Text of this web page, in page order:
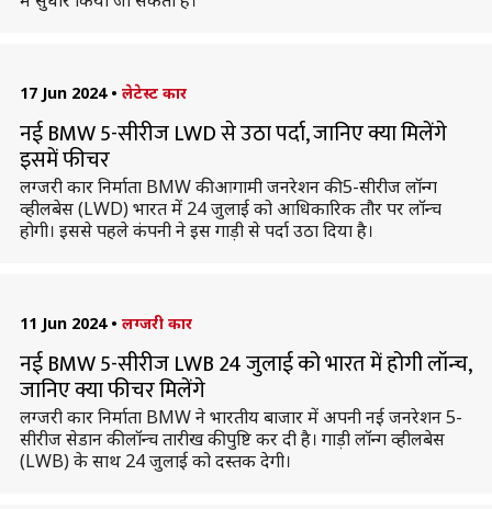
17 Jun 2024 • लेटेस्ट कार
नई BMW 5-सीरीज LWD से उठा पर्दा, जानिए क्या मिलेंगे
इसमें फीचर
लग्जरी कार निर्माता BMW की आगामी जनरेशन की 5-सीरीज लॉन्ग
व्हीलबेस (LWD) भारत में 24 जुलाई को आधिकारिक तौर पर लॉन्च
होगी। इससे पहले कंपनी ने इस गाड़ी से पर्दा उठा दिया है।
11 Jun 2024 • लग्जरी कार
नई BMW 5-सीरीज LWB 24 जुलाई को भारत में होगी लॉन्च,
जानिए क्या फीचर मिलेंगे
लग्जरी कार निर्माता BMW ने भारतीय बाजार में अपनी नई जनरेशन 5-
सीरीज सेडान की लॉन्च तारीख की पुष्टि कर दी है। गाड़ी लॉन्ग व्हीलबेस
(LWB) के साथ 24 जुलाई को दस्तक देगी।